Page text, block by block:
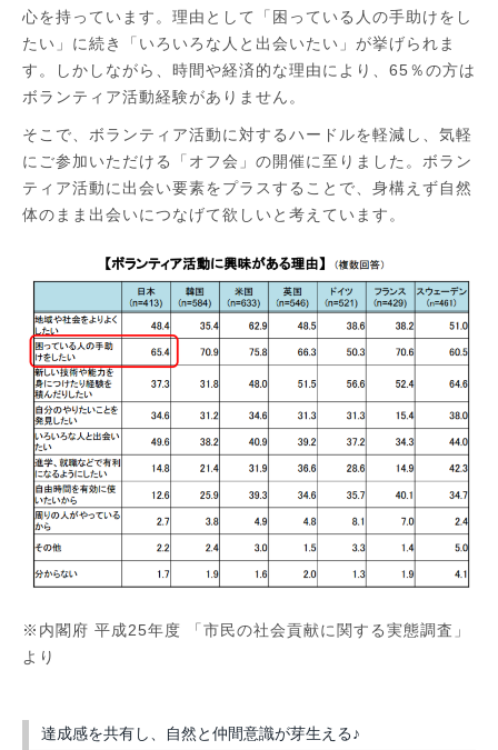
心を持っています。理由として「困っている人の手助けをし
たい」に続き「いろいろな人と出会いたい」が挙げられま
す。しかしながら、時間や経済的な理由により、65％の方は
ボランティア活動経験がありません。
そこで、ボランティア活動に対するハードルを軽減し、気軽
にご参加いただける「オフ会」の開催に至りました。ボラン
ティア活動に出会い要素をプラスすることで、身構えず自然
体のまま出会いにつなげて欲しいと考えています。
※内閣府 平成25年度 「市民の社会貢献に関する実態調査」
より
達成感を共有し、自然と仲間意識が芽生える♪